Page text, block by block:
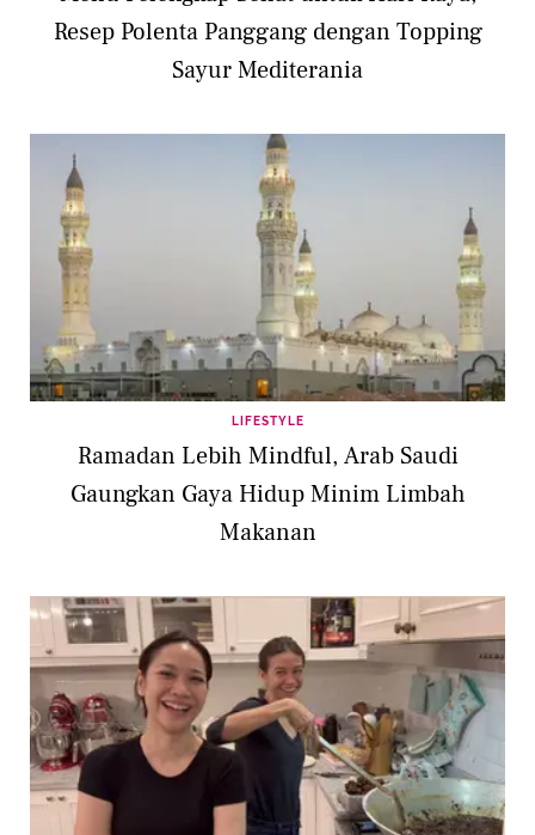
Resep Polenta Panggang dengan Topping
Sayur Mediterania
LIFESTYLE
Ramadan Lebih Mindful, Arab Saudi
Gaungkan Gaya Hidup Minim Limbah
Makanan